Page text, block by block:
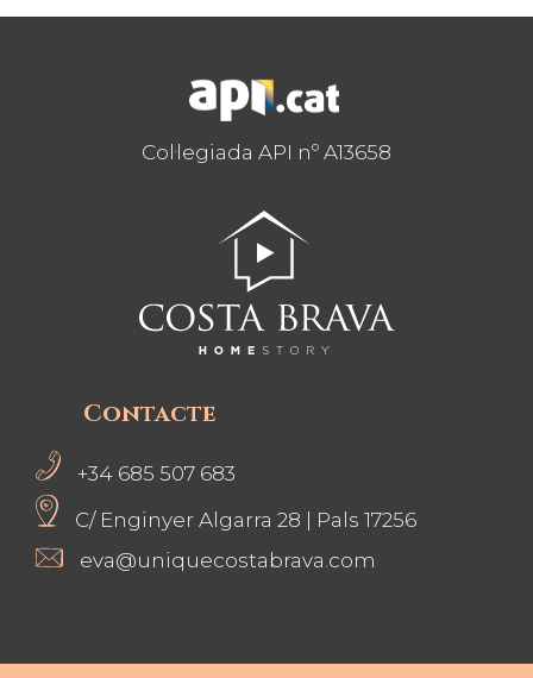
Col·legiada API nº A13658
Contacte
+34 685 507 683
C/ Enginyer Algarra 28
Pals 17256
eva@uniquecostabrava.com